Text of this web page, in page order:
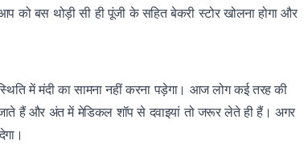
बस थोड़ी सी ही पूंजी के सहित बेकरी स्टोर खोलना होगा और
में मंदी का सामना नहीं करना पड़ेगा। आज लोग कई तरह की
जाते हैं और अंत में मेडिकल शॉप से दवाइयां तो जरूर लेते ही हैं। अगर